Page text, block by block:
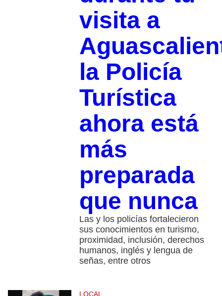
visita a
la Policía
Turística
ahora está
más
preparada
que nunca
Las y los policías fortalecieron
sus conocimientos en turismo,
proximidad, inclusión, derechos
humanos, inglés y lengua de
señas, entre otros
LOCAL